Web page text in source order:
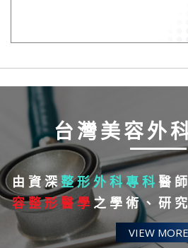
台灣美容外
由資深整形外科專科 醫
容整形醫學 之學術、研
VIEW MORE